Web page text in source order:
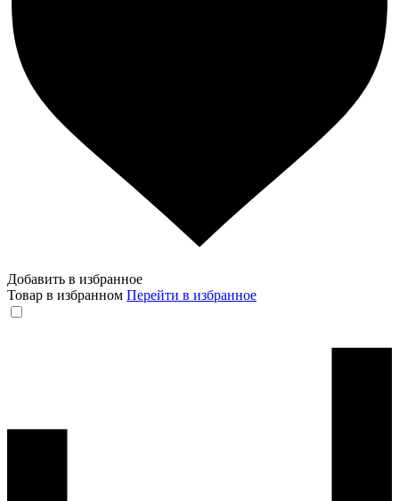
Добавить в избранное
Товар в избранном Перейти в избранное